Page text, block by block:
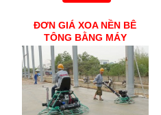
ĐƠN GIÁ XOA NỀN BÊ
TÔNG BẰNG MÁY